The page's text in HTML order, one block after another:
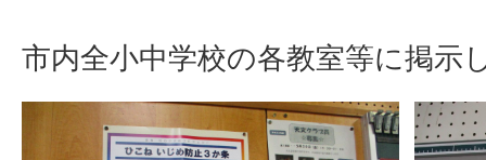
市内全小中学校の各教室等に掲示